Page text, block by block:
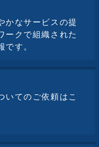
かなサービスの提
ークで組織された
です。
いてのご依頼はこ